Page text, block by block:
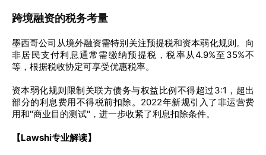
跨境融资的税务考量
墨西哥公司从境外融资需特别关注预提税和资本弱化规则。向
非居民支付利息通常需缴纳预提税，税率从4.9%至35%不
等，根据税收协定可享受优惠税率。
资本弱化规则限制关联方债务与权益比例不得超过3:1，超出
部分的利息费用不得税前扣除。2022年新规引入了非运营费
用和"商业目的测试"，进一步收紧了利息扣除条件。
【Lawshi专业解读】